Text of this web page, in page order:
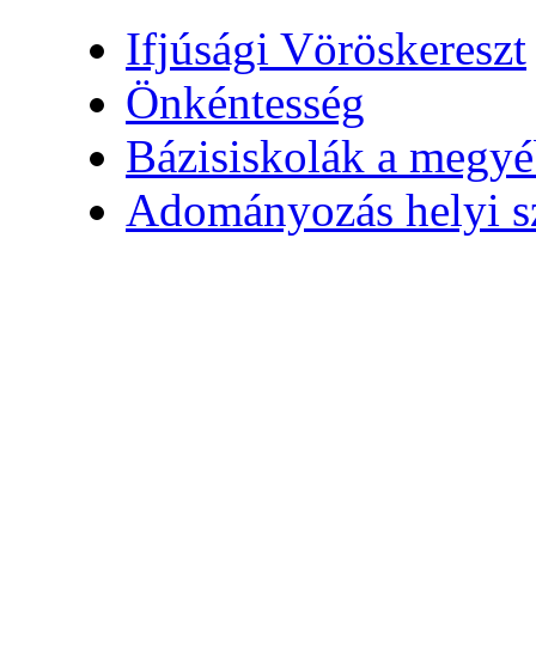
Ifjúsági Vöröskereszt
Önkéntesség
Bázisiskolák a
Adományozás helyi